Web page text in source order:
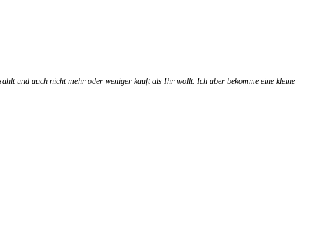
und auch nicht mehr oder weniger kauft als Ihr wollt. Ich aber bekomme eine kleine